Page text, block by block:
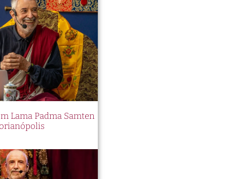
Lama Padma Samten